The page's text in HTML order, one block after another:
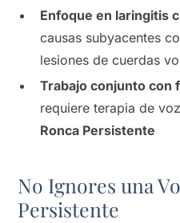
Enfoque en laringitis
causas subyacentes
lesiones de cuerdas
Trabajo conjunto con
requiere terapia de
Ronca Persistente
No Ignores una
Persistente